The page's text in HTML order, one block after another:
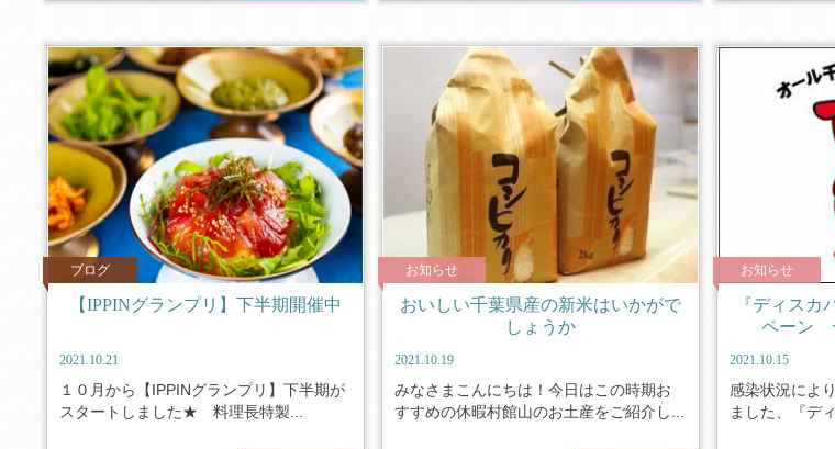
ブログ
【IPPINグランプリ】下半期開催中
2021.10.21
１０月から【IPPINグランプリ】下半期が
スタートしました★ 料理長特製...
お知らせ
おいしい千葉県産の新米はいかがで
しょうか
2021.10.19
みなさまこんにちは！今日はこの時期お
すすめの休暇村館山のお土産をご紹介し...
お知らせ
『ディスカ
ペーン
2021.10.15
感染状況によ
ました、『デ